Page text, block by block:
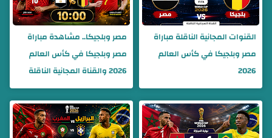
القنوات المجانية الناقلة مباراة
مصر وبلجيكا في كأس العالم
2026
مصر وبلجيكا.. مشاهدة مباراة
مصر وبلجيكا في كأس العالم
2026 والقناة المجانية الناقلة